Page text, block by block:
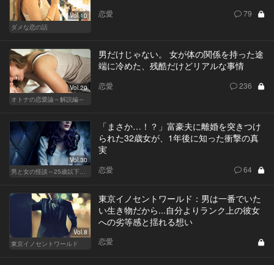
Vol.10
ダメな恋の話
恋愛 79
Vol.20
オトナの恋愛論～解説編～
男だけじゃない。 女が体の関係を持った途
端に冷めた、残酷だけどリアルな事情
恋愛 236
Vol.30
「まさか…！？」富豪夫に離婚を突きつけ
られた32歳女が、1年後に知った衝撃の真
実
恋愛 64
Vol.8
東京イノセントワールド
東京イノセントワールド：男は一番でいた
い生き物だから...自分よりランク上の彼女
への劣等感と揺れる想い
恋愛